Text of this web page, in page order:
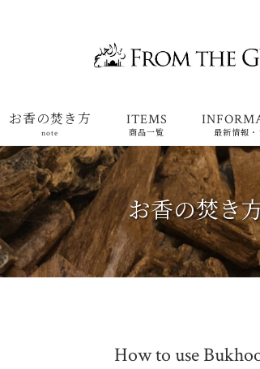
お香の焚き方
note
ITEMS
商品一覧 最新情報・
お香の焚き
How to use